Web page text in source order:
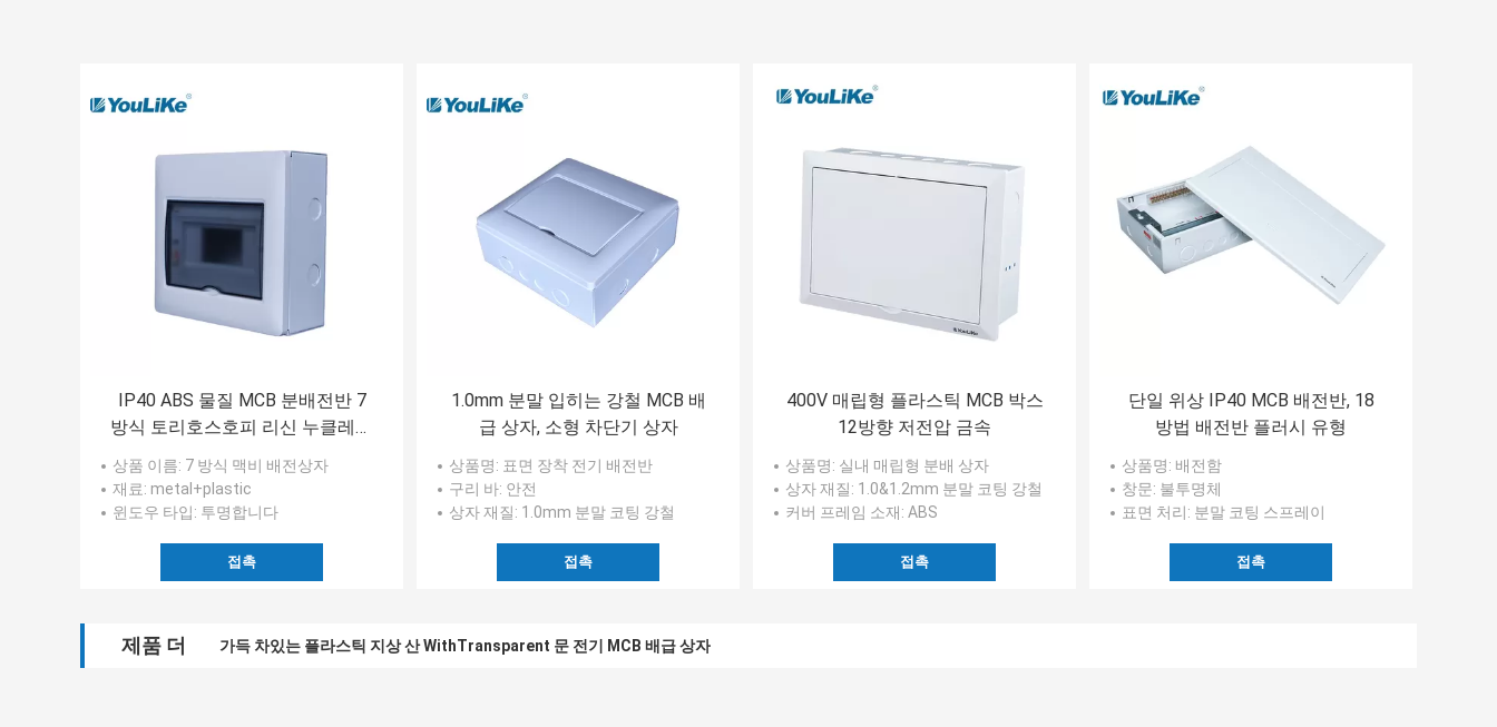
IP40 ABS 물질 MCB 분배전반 7
방식 토리호스호피 리신 누클레오
티드 MCB 박스 표면은 증가했습
니다
상품 이름: 7 방식 맥비 배전상자
재료: metal+plastic
윈도우 타입: 투명합니다
접촉
1.0mm 분말 입히는 강철 MCB 배
급 상자, 소형 차단기 상자
상품명: 표면 장착 전기 배전반
구리 바: 안전
상자 재질: 1.0mm 분말 코팅 강철
접촉
400V 매립형 플라스틱 MCB 박스
12방향 저전압 금속
상품명: 실내 매립형 분배 상자
상자 재질: 1.0&1.2mm 분말 코팅 강철
커버 프레임 소재: ABS
접촉
단일 위상 IP40 MCB 배전반, 18
방법 배전반 플러시 유형
상품명: 배전함
창문: 불투명체
표면 처리: 분말 코팅 스프레이
접촉
제품 더 가득 차있는 플라스틱 지상 산 WithTransparent 문 전기 MCB 배급 상자